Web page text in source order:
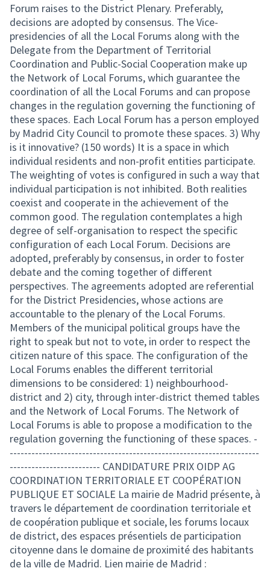
Forum raises to the District Plenary. Preferably,
decisions are adopted by consensus. The Vice-
presidencies of all the Local Forums along with the
Delegate from the Department of Territorial
Coordination and Public-Social Cooperation make up
the Network of Local Forums, which guarantee the
coordination of all the Local Forums and can propose
changes in the regulation governing the functioning of
these spaces. Each Local Forum has a person employed
by Madrid City Council to promote these spaces. 3) Why
is it innovative? (150 words) It is a space in which
individual residents and non-profit entities participate.
The weighting of votes is configured in such a way that
individual participation is not inhibited. Both realities
coexist and cooperate in the achievement of the
common good. The regulation contemplates a high
degree of self-organisation to respect the specific
configuration of each Local Forum. Decisions are
adopted, preferably by consensus, in order to foster
debate and the coming together of different
perspectives. The agreements adopted are referential
for the District Presidencies, whose actions are
accountable to the plenary of the Local Forums.
Members of the municipal political groups have the
right to speak but not to vote, in order to respect the
citizen nature of this space. The configuration of the
Local Forums enables the different territorial
dimensions to be considered: 1) neighbourhood-
district and 2) city, through inter-district themed tables
and the Network of Local Forums. The Network of
Local Forums is able to propose a modification to the
regulation governing the functioning of these spaces. -
---------------------------------------------------------------------
------------------------- CANDIDATURE PRIX OIDP AG
COORDINATION TERRITORIALE ET COOPÉRATION
PUBLIQUE ET SOCIALE La mairie de Madrid présente, à
travers le département de coordination territoriale et
de coopération publique et sociale, les forums locaux
de district, des espaces présentiels de participation
citoyenne dans le domaine de proximité des habitants
de la ville de Madrid. Lien mairie de Madrid :